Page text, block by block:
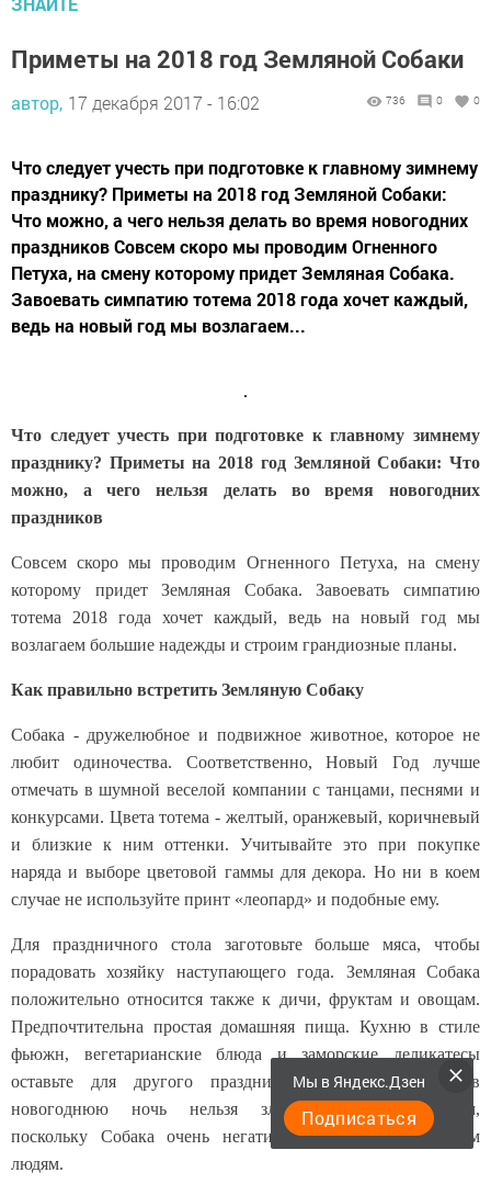
Приметы на 2018 год Земляной Собаки
автор, 17 декабря 2017 - 16:02 736 0 0
Что следует учесть при подготовке к главному зимнему
празднику? Приметы на 2018 год Земляной Собаки:
Что можно, а чего нельзя делать во время новогодних
праздников Совсем скоро мы проводим Огненного
Петуха, на смену которому придет Земляная Собака.
Завоевать симпатию тотема 2018 года хочет каждый,
ведь на новый год мы возлагаем...
Что следует учесть при подготовке к главному зимнему
празднику? Приметы на 2018 год Земляной Собаки: Что
можно, а чего нельзя делать во время новогодних
праздников
Совсем скоро мы проводим Огненного Петуха, на смену
которому придет Земляная Собака. Завоевать симпатию
тотема 2018 года хочет каждый, ведь на новый год мы
возлагаем большие надежды и строим грандиозные планы.
Как правильно встретить Земляную Собаку
Собака - дружелюбное и подвижное животное, которое не
любит одиночества. Соответственно, Новый Год лучше
отмечать в шумной веселой компании с танцами, песнями и
конкурсами. Цвета тотема - желтый, оранжевый, коричневый
и близкие к ним оттенки. Учитывайте это при покупке
наряда и выборе цветовой гаммы для декора. Но ни в коем
случае не используйте принт «леопард» и подобные ему.
Для праздничного стола заготовьте больше мяса, чтобы
порадовать хозяйку наступающего года. Земляная Собака
положительно относится также к дичи, фруктам и овощам.
Предпочтительна простая домашняя пища. Кухню в стиле
фьюжн, вегетарианские блюда и заморские деликатесы
оставьте для другого праздника. И помните, что в
новогоднюю ночь нельзя злоупотреблять спиртным,
поскольку Собака очень негативно относится к пьяным
людям.
Мы в Яндекс.Дзен
Подписаться